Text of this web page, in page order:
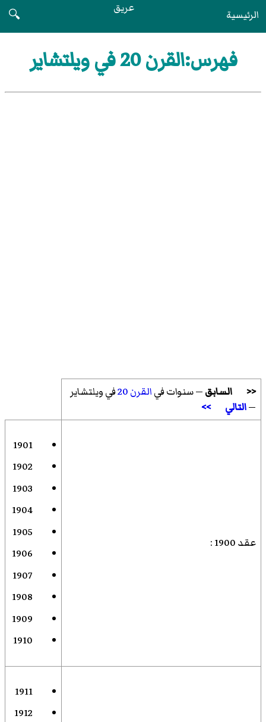
الرئيسية عريق
🔍
فهرس:القرن 20 في ويلتشاير
<< السابق— سنوات فيالقرن 20
في ويلتشاير
—التالي >>
عقد 1900 :
1901
1902
1903
1904
1905
1906
1907
1908
1909
1910
1911
1912